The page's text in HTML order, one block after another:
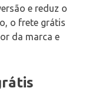
e reduz o
o frete grátis
da marca e